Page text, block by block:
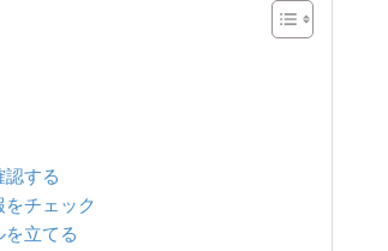
認する
チェック
を立てる